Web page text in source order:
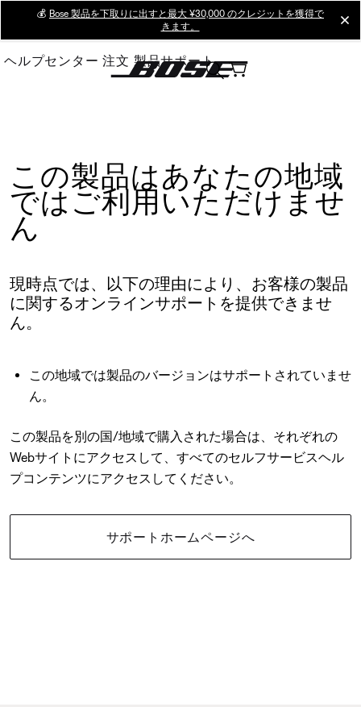
Main
💰 Bose 製品を下取りに出すと最大 ¥30,000 のクレジットを獲得で
きます。
ヘルプセンター 注文 製品サポート
この製品はあなたの地域
ではご利用いただけませ
ん
現時点では、以下の理由により、お客様の製品
に関するオンラインサポートを提供できませ
ん。
この地域では製品のバージョンはサポートされていませ
ん。
この製品を別の国/地域で購入された場合は、それぞれの
Webサイトにアクセスして、すべてのセルフサービスヘル
プコンテンツにアクセスしてください。
サポートホームページへ